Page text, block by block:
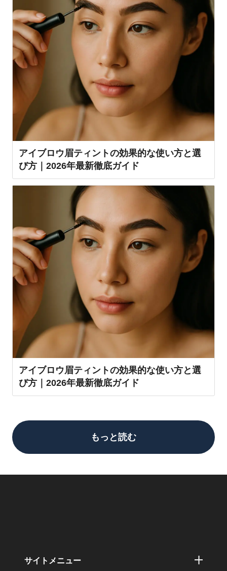
アイブロウ眉ティントの効果的な使い方と選
び方｜2026年最新徹底ガイド
アイブロウ眉ティントの効果的な使い方と選
び方｜2026年最新徹底ガイド
もっと読む
サイトメニュー